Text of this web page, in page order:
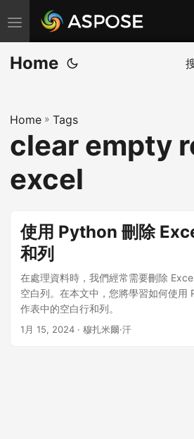
切
换
导
Home
Home » Tags
clear empty
excel
使用 Python 刪除
和列
在處理資料時，我們經常需要刪除
空白列。在本文中，您將學習如何使用
作表中的空白行和列。
1月 15, 2024 · 穆扎米爾·汗